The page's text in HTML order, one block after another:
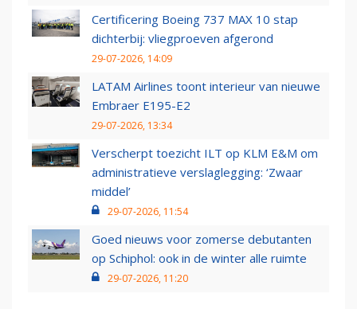
Certificering Boeing 737 MAX 10 stap
dichterbij: vliegproeven afgerond
29-07-2026, 14:09
LATAM Airlines toont interieur van nieuwe
Embraer E195-E2
29-07-2026, 13:34
Verscherpt toezicht ILT op KLM E&M om
administratieve verslaglegging: ‘Zwaar
middel’
29-07-2026, 11:54
Goed nieuws voor zomerse debutanten
op Schiphol: ook in de winter alle ruimte
29-07-2026, 11:20